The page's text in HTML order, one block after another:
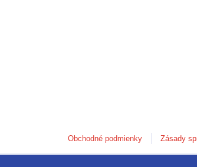
Obchodné podmienky Zásady